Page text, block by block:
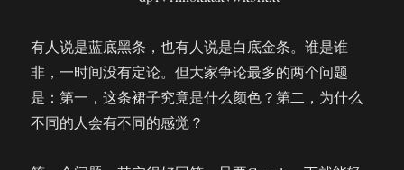
有人说是蓝底黑条，也有人说是白底金条。谁是谁
非，一时间没有定论。但大家争论最多的两个问题
是：第一，这条裙子究竟是什么颜色？第二，为什么
不同的人会有不同的感觉？